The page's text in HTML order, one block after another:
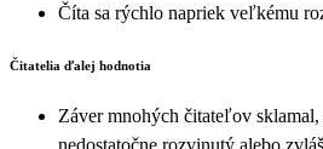
Číta sa rýchlo napriek veľkému
Čitatelia ďalej hodnotia
Záver mnohých čitateľov